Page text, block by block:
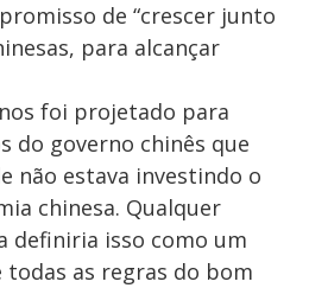
de “crescer junto
para alcançar
foi projetado para
do governo chinês que
não estava investindo o
chinesa. Qualquer
definiria isso como um
todas as regras do bom